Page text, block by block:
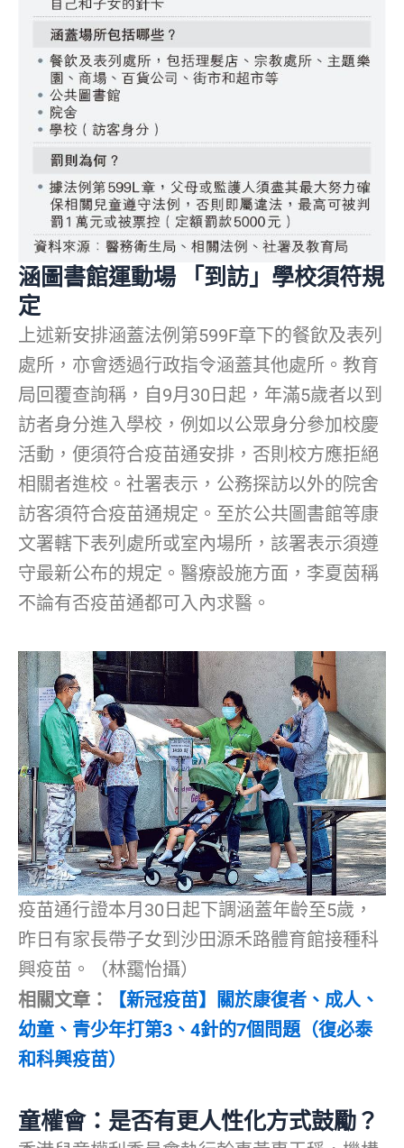
涵圖書館運動場 「到訪」學校須符規
定
上述新安排涵蓋法例第599F章下的餐飲及表列
處所，亦會透過行政指令涵蓋其他處所。教育
局回覆查詢稱，自9月30日起，年滿5歲者以到
訪者身分進入學校，例如以公眾身分參加校慶
活動，便須符合疫苗通安排，否則校方應拒絕
相關者進校。社署表示，公務探訪以外的院舍
訪客須符合疫苗通規定。至於公共圖書館等康
文署轄下表列處所或室內場所，該署表示須遵
守最新公布的規定。醫療設施方面，李夏茵稱
不論有否疫苗通都可入內求醫。
疫苗通行證本月30日起下調涵蓋年齡至5歲，
昨日有家長帶子女到沙田源禾路體育館接種科
興疫苗。（林靄怡攝）
相關文章：
【新冠疫苗】關於康復者、成人、
幼童、青少年打第3、4針的7個問題（復必泰
和科興疫苗）
童權會：是否有更人性化方式鼓勵？